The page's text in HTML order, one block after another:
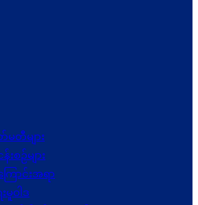
မတီများ
းစဉ်များ
ောင်းအရာ
းမူဝါဒ